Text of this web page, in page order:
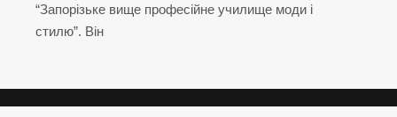
“Запорізьке вище професійне училище моди і
стилю”. Він